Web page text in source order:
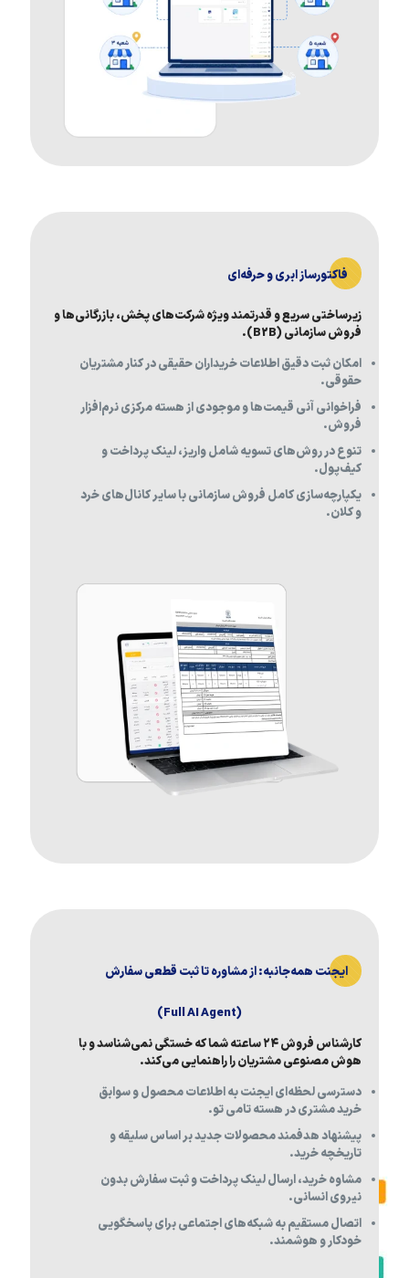
فاکتورساز ابری و حرفه‌ای
زیرساختی سریع و قدرتمند ویژه شرکت‌های پخش، بازرگانی‌ها و
فروش سازمانی (B2B).
امکان ثبت دقیق اطلاعات خریداران حقیقی در کنار مشتریان
حقوقی.
فراخوانی آنی قیمت‌ها و موجودی از هسته مرکزی نرم‌افزار
فروش.
تنوع در روش‌های تسویه شامل واریز، لینک پرداخت و
کیف‌پول.
یکپارچه‌سازی کامل فروش سازمانی با سایر کانال‌های خرد
و کلان.
ایجنت همه‌جانبه: از مشاوره تا ثبت قطعی سفارش
(Full AI Agent)
کارشناس فروش ۲۴ ساعته شما که خستگی نمی‌شناسد و با
هوش مصنوعی مشتریان را راهنمایی می‌کند.
دسترسی لحظه‌ای ایجنت به اطلاعات محصول و سوابق
خرید مشتری در هسته تامی تو.
پیشنهاد هدفمند محصولات جدید بر اساس سلیقه و
تاریخچه خرید.
مشاوه خرید، ارسال لینک پرداخت و ثبت سفارش بدون
نیروی انسانی.
اتصال مستقیم به شبکه‌های اجتماعی برای پاسخگویی
خودکار و هوشمند.